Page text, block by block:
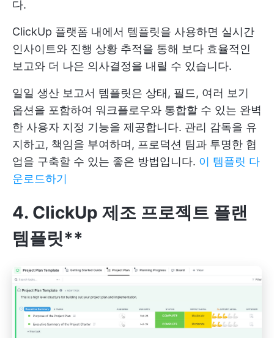
다.
ClickUp 플랫폼 내에서 템플릿을 사용하면 실시간
인사이트와 진행 상황 추적을 통해 보다 효율적인
보고와 더 나은 의사결정을 내릴 수 있습니다.
일일 생산 보고서 템플릿은 상태, 필드, 여러 보기
옵션을 포함하여 워크플로우와 통합할 수 있는 완벽
한 사용자 지정 기능을 제공합니다. 관리 감독을 유
지하고, 책임을 부여하며, 프로덕션 팀과 투명한 협
업을 구축할 수 있는 좋은 방법입니다. 이 템플릿 다
운로드하기
4. ClickUp 제조 프로젝트 플랜
템플릿**